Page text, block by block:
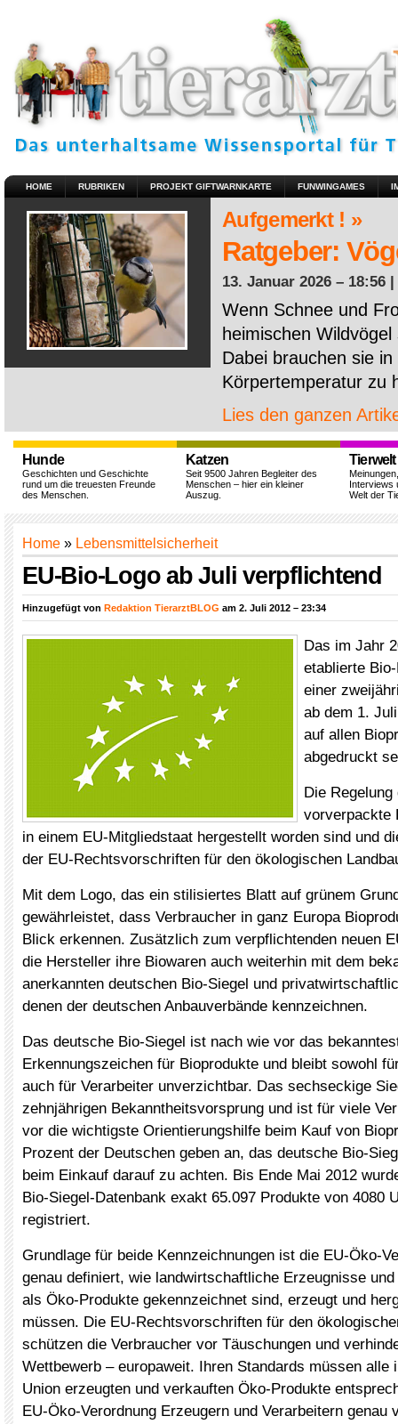
HOME RUBRIKEN PROJEKT GIFTWARNKARTE FUNWINGAMES
Aufgemerkt ! »
Ratgeber:
13. Januar 2026 – 18:56 |
Wenn Schnee und
heimischen
Dabei brauchen sie
Körpertemperatur zu
Lies den ganzen
Hunde
Geschichten und Geschichte
rund um die treuesten Freunde
des Menschen.
Katzen
Seit 9500 Jahren Begleiter des
Menschen – hier ein kleiner
Auszug.
Tierwelt
Interviews
Welt der
Home » Lebensmittelsicherheit
EU-Bio-Logo ab Juli verpflichtend
Hinzugefügt von Redaktion TierarztBLOG am 2. Juli 2012 – 23:34
Das im Jahr
etablierte
einer
ab dem 1.
auf allen
abgedruckt
Die
vorverpackte
in einem EU-Mitgliedstaat hergestellt worden sind und
der EU-Rechtsvorschriften für den ökologischen
Mit dem Logo, das ein stilisiertes Blatt auf grünem
gewährleistet, dass Verbraucher in ganz Europa
Blick erkennen. Zusätzlich zum verpflichtenden neuen
die Hersteller ihre Biowaren auch weiterhin mit dem
anerkannten deutschen Bio-Siegel und
denen der deutschen Anbauverbände kennzeichnen.
Das deutsche Bio-Siegel ist nach wie vor das
Erkennungszeichen für Bioprodukte und bleibt sowohl
auch für Verarbeiter unverzichtbar. Das sechseckige
zehnjährigen Bekanntheitsvorsprung und ist für viele
vor die wichtigste Orientierungshilfe beim Kauf von
Prozent der Deutschen geben an, das deutsche Bio-
beim Einkauf darauf zu achten. Bis Ende Mai 2012
Bio-Siegel-Datenbank exakt 65.097 Produkte von 4080
registriert.
Grundlage für beide Kennzeichnungen ist die EU-Öko-
genau definiert, wie landwirtschaftliche Erzeugnisse
als Öko-Produkte gekennzeichnet sind, erzeugt und
müssen. Die EU-Rechtsvorschriften für den
schützen die Verbraucher vor Täuschungen und
Wettbewerb – europaweit. Ihren Standards müssen alle
Union erzeugten und verkauften Öko-Produkte
EU-Öko-Verordnung Erzeugern und Verarbeitern genau